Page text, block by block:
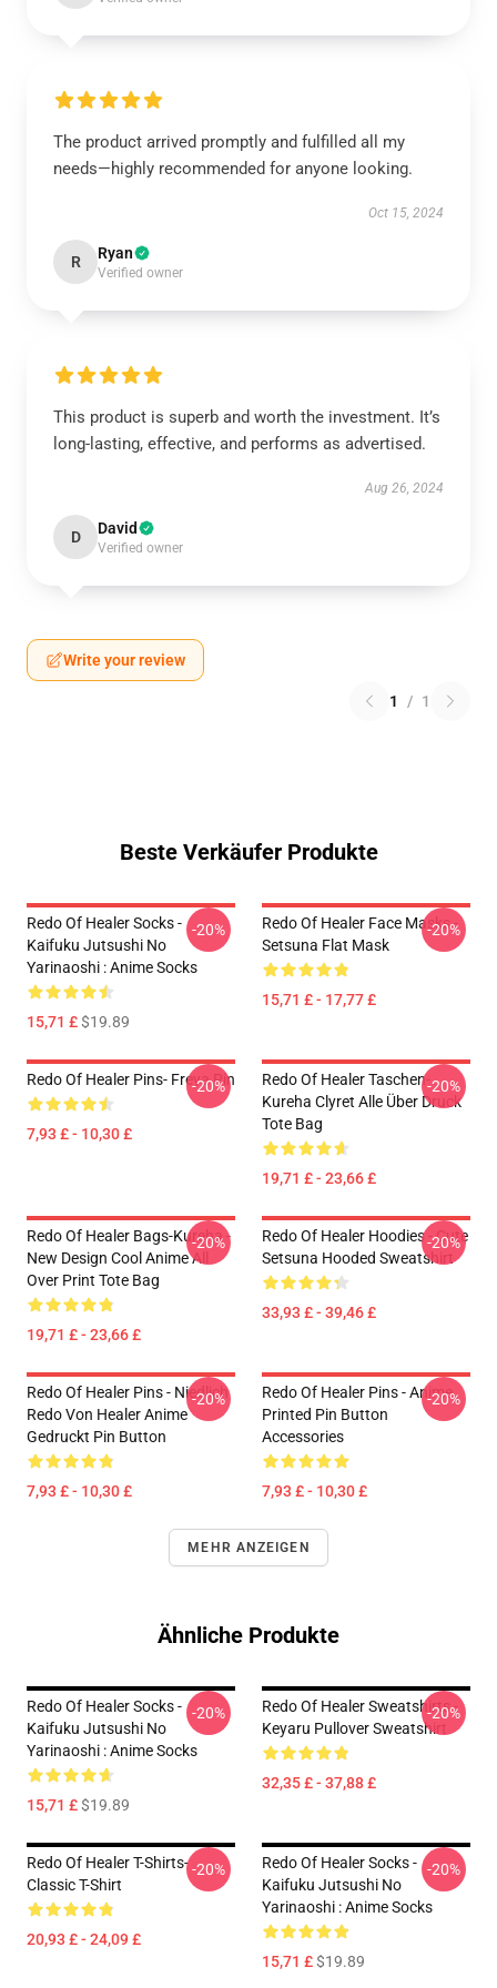
The product arrived promptly and fulfilled all my
needs—highly recommended for anyone looking.
Oct 15, 2024
R Ryan
Verified owner
This product is superb and worth the investment. It’s
long-lasting, effective, and performs as advertised.
Aug 26, 2024
D David
Verified owner
Write your review
1 / 1
Beste Verkäufer Produkte
Redo Of Healer Socks -
Kaifuku Jutsushi No
Yarinaoshi : Anime Socks
15,71 £$19.89
-20%
Redo Of Healer Face Masks -
Setsuna Flat Mask
15,71 £ - 17,77 £
-20%
Redo Of Healer Pins- Freya Pin
7,93 £ - 10,30 £
-20%
Redo Of Healer Taschen-
Kureha Clyret Alle Über Druck
Tote Bag
19,71 £ - 23,66 £
-20%
Redo Of Healer Bags-Kureha -
New Design Cool Anime All
Over Print Tote Bag
19,71 £ - 23,66 £
-20%
Redo Of Healer Hoodies - Cute
Setsuna Hooded Sweatshirt
33,93 £ - 39,46 £
-20%
Redo Of Healer Pins - Niedlich
Redo Von Healer Anime
Gedruckt Pin Button
7,93 £ - 10,30 £
-20%
Redo Of Healer Pins - Anime
Printed Pin Button
Accessories
7,93 £ - 10,30 £
-20%
MEHR ANZEIGEN
Ähnliche Produkte
Redo Of Healer Socks -
Kaifuku Jutsushi No
Yarinaoshi : Anime Socks
15,71 £$19.89
-20%
Redo Of Healer Sweatshirts -
Keyaru Pullover Sweatshirt
32,35 £ - 37,88 £
-20%
Redo Of Healer T-Shirts-
Classic T-Shirt
20,93 £ - 24,09 £
-20%
Redo Of Healer Socks -
Kaifuku Jutsushi No
Yarinaoshi : Anime Socks
15,71 £$19.89
-20%